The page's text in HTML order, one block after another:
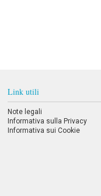
Link utili
Note legali
Informativa sulla Privacy
Informativa sui Cookie